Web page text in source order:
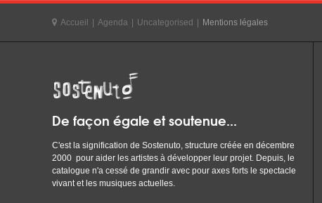
Accueil Agenda Uncategorised Mentions légales
De façon égale et soutenue...
C'est la signification de Sostenuto, structure créée en décembre
2000 pour aider les artistes à développer leur projet. Depuis, le
catalogue n'a cessé de grandir avec pour axes forts le spectacle
vivant et les musiques actuelles.